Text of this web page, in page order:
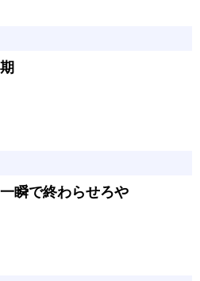
瞬で終わらせろや